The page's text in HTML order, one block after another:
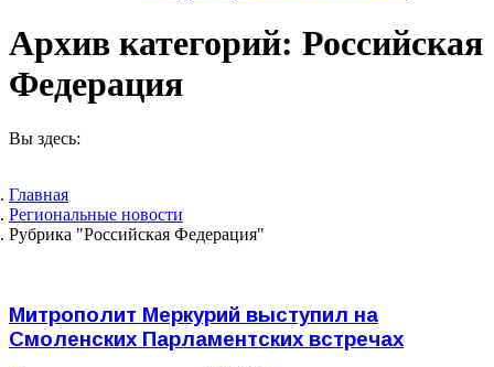
Архив категорий: Российская
Федерация
Вы здесь:
Главная
Pегиональные новости
Рубрика "Российская Федерация"
Митрополит Меркурий выступил на
Смоленских Парламентских встречах